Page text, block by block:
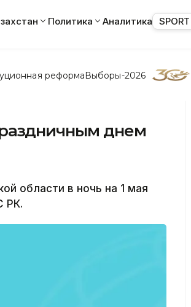
Политика Аналитика SPORT
реформаВыборы-2026
днем
области в ночь на 1 мая
РК.